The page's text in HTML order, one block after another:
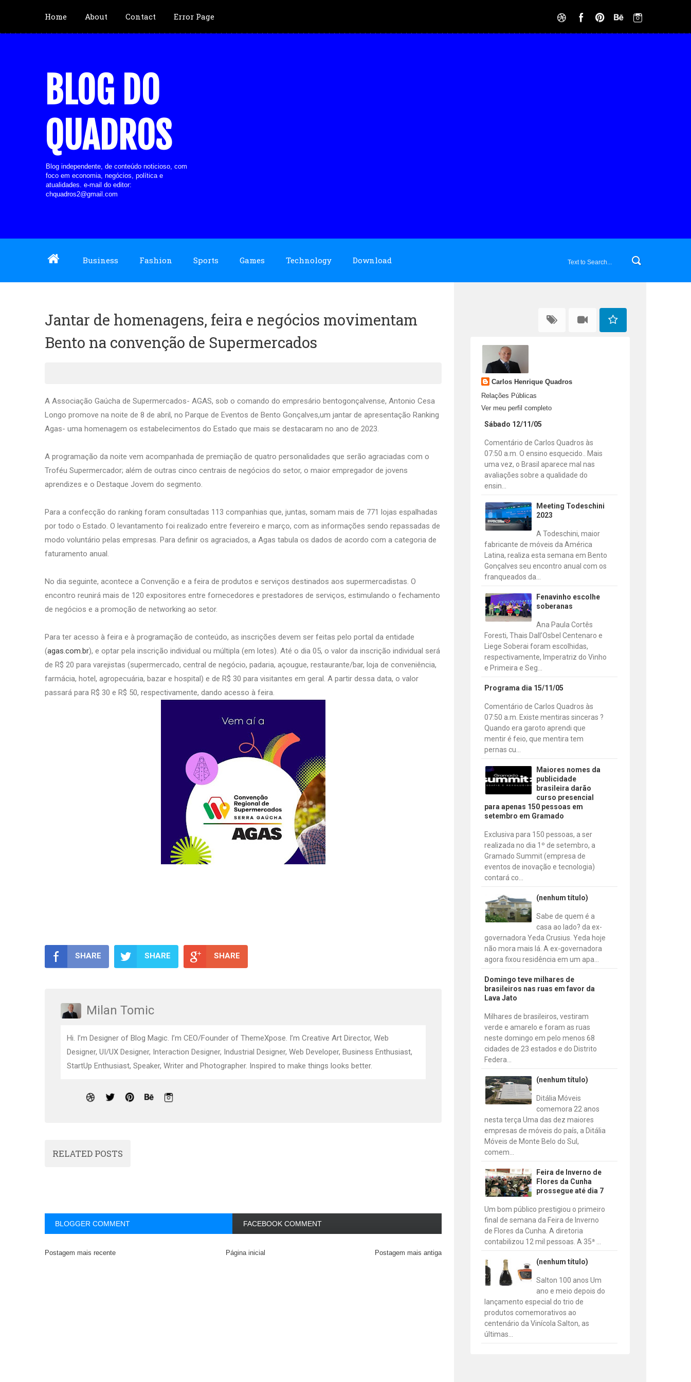
Home About Contact Error Page
BLOG DO
QUADROS
Blog independente, de conteúdo noticioso, com
foco em economia, negócios, política e
atualidades. e-mail do editor:
chquadros2@gmail.com
Business Fashion Sports Games Technology Download
Jantar de homenagens, feira e negócios movimentam
Bento na convenção de Supermercados
A Associação Gaúcha de Supermercados- AGAS, sob o comando do empresário bentogonçalvense, Antonio Cesa
Longo promove na noite de 8 de abril, no Parque de Eventos de Bento Gonçalves,um jantar de apresentação Ranking
Agas- uma homenagem os estabelecimentos do Estado que mais se destacaram no ano de 2023.
A programação da noite vem acompanhada de premiação de quatro personalidades que serão agraciadas com o
Troféu Supermercador; além de outras cinco centrais de negócios do setor, o maior empregador de jovens
aprendizes e o Destaque Jovem do segmento.
Para a confecção do ranking foram consultadas 113 companhias que, juntas, somam mais de 771 lojas espalhadas
por todo o Estado. O levantamento foi realizado entre fevereiro e março, com as informações sendo repassadas de
modo voluntário pelas empresas. Para definir os agraciados, a Agas tabula os dados de acordo com a categoria de
faturamento anual.
No dia seguinte, acontece a Convenção e a feira de produtos e serviços destinados aos supermercadistas. O
encontro reunirá mais de 120 expositores entre fornecedores e prestadores de serviços, estimulando o fechamento
de negócios e a promoção de networking ao setor.
Para ter acesso à feira e à programação de conteúdo, as inscrições devem ser feitas pelo portal da entidade
(agas.com.br), e optar pela inscrição individual ou múltipla (em lotes). Até o dia 05, o valor da inscrição individual será
de R$ 20 para varejistas (supermercado, central de negócio, padaria, açougue, restaurante/bar, loja de conveniência,
farmácia, hotel, agropecuária, bazar e hospital) e de R$ 30 para visitantes em geral. A partir dessa data, o valor
passará para R$ 30 e R$ 50, respectivamente, dando acesso à feira.
SHARE SHARE SHARE
Milan Tomic
Hi. I’m Designer of Blog Magic. I’m CEO/Founder of ThemeXpose. I’m Creative Art Director, Web
Designer, UI/UX Designer, Interaction Designer, Industrial Designer, Web Developer, Business Enthusiast,
StartUp Enthusiast, Speaker, Writer and Photographer. Inspired to make things looks better.
RELATED POSTS
BLOGGER COMMENT FACEBOOK COMMENT
Postagem mais recente Postagem mais antiga
Página inicial
Carlos Henrique Quadros
Relações Públicas
Ver meu perfil completo
Sábado 12/11/05
Comentário de Carlos Quadros às
07:50 a.m. O ensino esquecido.. Mais
uma vez, o Brasil aparece mal nas
avaliações sobre a qualidade do
ensin...
Meeting Todeschini
2023
A Todeschini, maior
fabricante de móveis da América
Latina, realiza esta semana em Bento
Gonçalves seu encontro anual com os
franqueados da...
Fenavinho escolhe
soberanas
Ana Paula Cortês
Foresti, Thais Dall’Osbel Centenaro e
Liege Soberai foram escolhidas,
respectivamente, Imperatriz do Vinho
e Primeira e Seg...
Programa dia 15/11/05
Comentário de Carlos Quadros às
07:50 a.m. Existe mentiras sinceras ?
Quando era garoto aprendi que
mentir é feio, que mentira tem
pernas cu...
Maiores nomes da
publicidade
brasileira darão
curso presencial
para apenas 150 pessoas em
setembro em Gramado
Exclusiva para 150 pessoas, a ser
realizada no dia 1º de setembro, a
Gramado Summit (empresa de
eventos de inovação e tecnologia)
contará co...
(nenhum título)
Sabe de quem é a
casa ao lado? da ex-
governadora Yeda Crusius. Yeda hoje
não mora mais lá. A ex-governadora
agora fixou residência em um apa...
Domingo teve milhares de
brasileiros nas ruas em favor da
Lava Jato
Milhares de brasileiros, vestiram
verde e amarelo e foram as ruas
neste domingo em pelo menos 68
cidades de 23 estados e do Distrito
Federa...
(nenhum título)
Ditália Móveis
comemora 22 anos
nesta terça Uma das dez maiores
empresas de móveis do país, a Ditália
Móveis de Monte Belo do Sul,
comem...
Feira de Inverno de
Flores da Cunha
prossegue até dia 7
Um bom público prestigiou o primeiro
final de semana da Feira de Inverno
de Flores da Cunha. A diretoria
contabilizou 12 mil pessoas. A 35ª ...
(nenhum título)
Salton 100 anos Um
ano e meio depois do
lançamento especial do trio de
produtos comemorativos ao
centenário da Vinícola Salton, as
últimas...